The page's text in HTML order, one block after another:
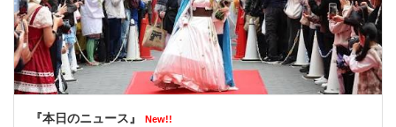
『本日のニュース』
New!!